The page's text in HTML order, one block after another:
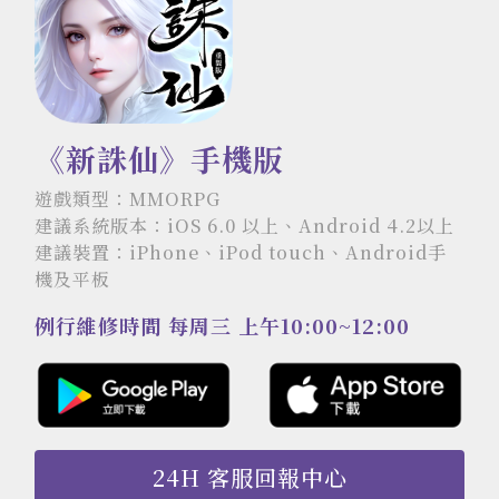
《新誅仙》手機版
遊戲類型：MMORPG
建議系統版本：iOS 6.0 以上、Android 4.2以上
建議裝置：iPhone、iPod touch、Android手
機及平板
例行維修時間 每周三 上午10:00~12:00
24H 客服回報中心